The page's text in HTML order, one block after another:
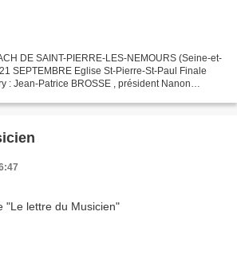
DE SAINT-PIERRE-LES-NEMOURS (Seine-et-
SEPTEMBRE Eglise St-Pierre-St-Paul Finale
: Jean-Patrice BROSSE , président Nanon